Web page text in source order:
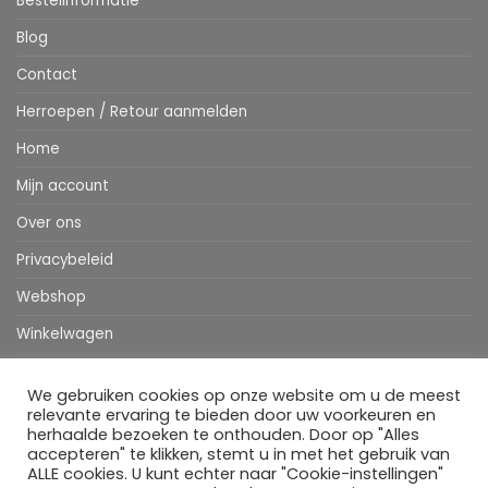
Blog
Contact
Herroepen / Retour aanmelden
Home
Mijn account
Over ons
Privacybeleid
Webshop
Winkelwagen
Stripe MasterCardIDeal BancontactKlarna
Apple
Pay
HOME WEBSHOP MIJN ACCOUNT BESTELINFORMATIE OVER ONS
BLOG
We gebruiken cookies op onze website om u de meest
relevante ervaring te bieden door uw voorkeuren en
herhaalde bezoeken te onthouden. Door op "Alles
accepteren" te klikken, stemt u in met het gebruik van
ALLE cookies. U kunt echter naar "Cookie-instellingen"